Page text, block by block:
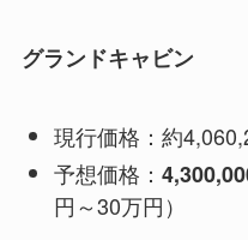
グランドキャビン
現行価格：約
予想価格：
円～30万円）